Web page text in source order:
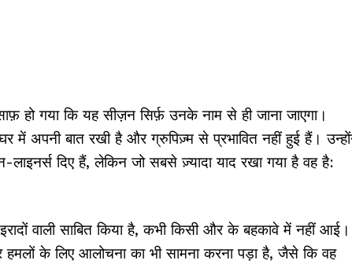
हो गया कि यह सीज़न सिर्फ़ उनके नाम से ही जाना जाएगा।
में अपनी बात रखी है और ग्रुपिज़्म से प्रभावित नहीं हुई हैं।
दिए हैं, लेकिन जो सबसे ज़्यादा याद रखा गया है वह है:
वाली साबित किया है, कभी किसी और के बहकावे में नहीं आई।
के लिए आलोचना का भी सामना करना पड़ा है, जैसे कि वह